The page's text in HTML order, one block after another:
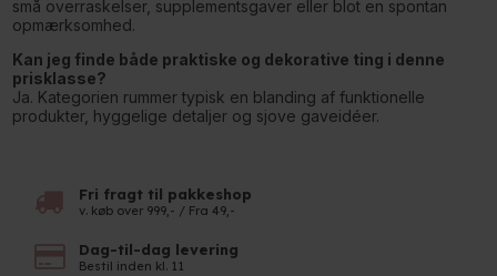
små overraskelser, supplementsgaver eller blot en spontan
opmærksomhed.
Kan jeg finde både praktiske og dekorative ting i denne
prisklasse?
Ja. Kategorien rummer typisk en blanding af funktionelle
produkter, hyggelige detaljer og sjove gaveidéer.
Fri fragt til pakkeshop
v. køb over 999,- / Fra 49,-
Dag-til-dag levering
Bestil inden kl. 11